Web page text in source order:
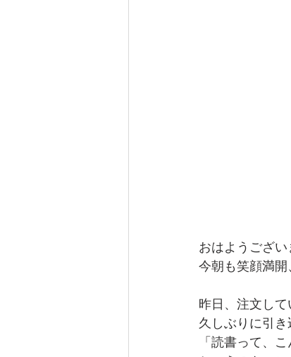
おはようござい
今朝も笑顔満開
昨日、注文し
久しぶりに引き
「読書って、